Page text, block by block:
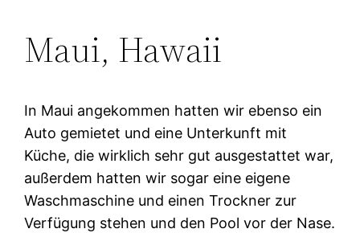
Maui, Hawaii
In Maui angekommen hatten wir ebenso ein
Auto gemietet und eine Unterkunft mit
Küche, die wirklich sehr gut ausgestattet war,
außerdem hatten wir sogar eine eigene
Waschmaschine und einen Trockner zur
Verfügung stehen und den Pool vor der Nase.